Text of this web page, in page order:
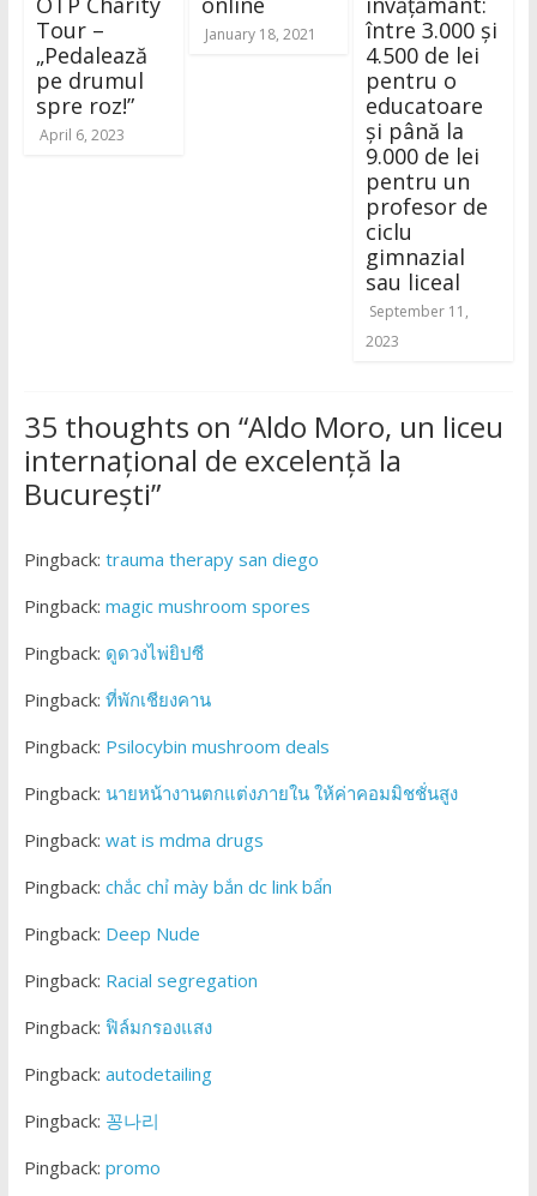
Tour –
„Pedalează
pe drumul
spre roz!”
April 6, 2023
January 18, 2021
între 3.000 și
4.500 de lei
pentru o
educatoare
și până la
9.000 de lei
pentru un
profesor de
ciclu
gimnazial
sau liceal
September 11,
2023
35 thoughts on “Aldo Moro, un liceu
internațional de excelență la
București”
Pingback: trauma therapy san diego
Pingback: magic mushroom spores
Pingback: ดูดวงไพ่ยิปซี
Pingback: ที่พักเชียงคาน
Pingback: Psilocybin mushroom deals
Pingback: นายหน้างานตกแต่งภายใน ให้ค่าคอมมิชชั่นสูง
Pingback: wat is mdma drugs
Pingback: chắc chỉ mày bắn dc link bẩn
Pingback: Deep Nude
Pingback: Racial segregation
Pingback: ฟิล์มกรองแสง
Pingback: autodetailing
Pingback: 꽁나리
Pingback: promo